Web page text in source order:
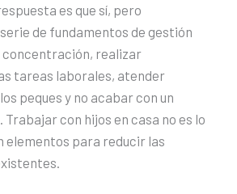
es que sí, pero
de fundamentos de gestión
realizar
tareas laborales, atender
peques y no acabar con un
Trabajar con hijos en casa no es lo
elementos para reducir las